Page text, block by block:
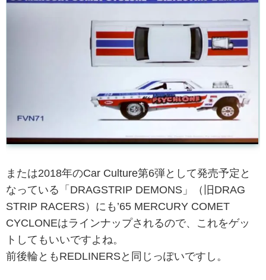
または2018年のCar Culture第6弾として発売予定と
なっている「DRAGSTRIP DEMONS」（旧DRAG
STRIP RACERS）にも’65 MERCURY COMET
CYCLONEはラインナップされるので、これをゲッ
トしてもいいですよね。
前後輪ともREDLINERSと同じっぽいですし。